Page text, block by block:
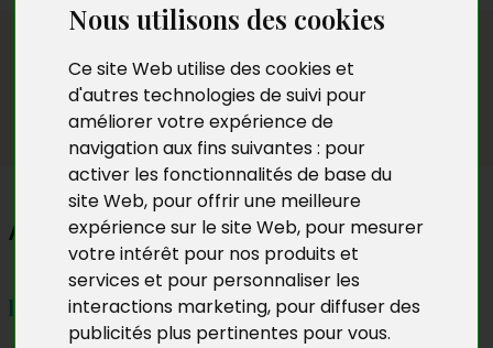
Nous utilisons des cookies
Ce site Web utilise des cookies et
d'autres technologies de suivi pour
améliorer votre expérience de
navigation aux fins suivantes : pour
activer les fonctionnalités de base du
site Web, pour offrir une meilleure
expérience sur le site Web, pour mesurer
votre intérêt pour nos produits et
services et pour personnaliser les
interactions marketing, pour diffuser des
publicités plus pertinentes pour vous.
Salon
Angéline Gabriel
le jeudi 5 Octobre 2023 de 10h à 12h